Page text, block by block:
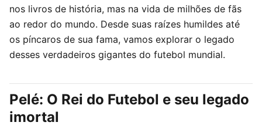
nos livros de história, mas na vida de milhões de fãs
ao redor do mundo. Desde suas raízes humildes até
os píncaros de sua fama, vamos explorar o legado
desses verdadeiros gigantes do futebol mundial.
Pelé: O Rei do Futebol e seu legado
imortal